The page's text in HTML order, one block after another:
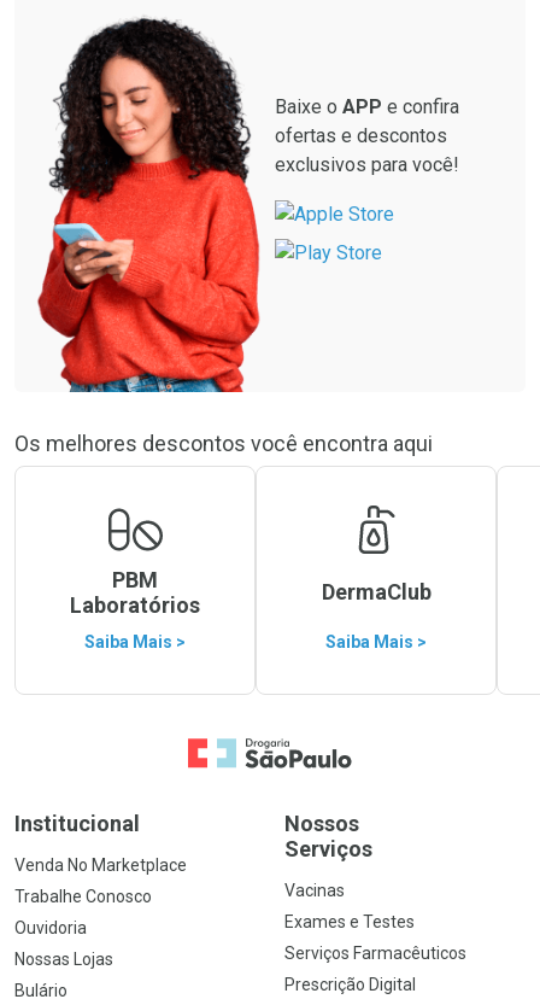
Baixe o APP e confira
ofertas e descontos
exclusivos para você!
Os melhores descontos você encontra aqui
PBM
Laboratórios
Saiba Mais >
DermaClub
Saiba Mais >
Ir para a Home
Institucional
Venda No Marketplace
Trabalhe Conosco
Ouvidoria
Nossas Lojas
Bulário
Nossos
Serviços
Vacinas
Exames e Testes
Serviços Farmacêuticos
Prescrição Digital